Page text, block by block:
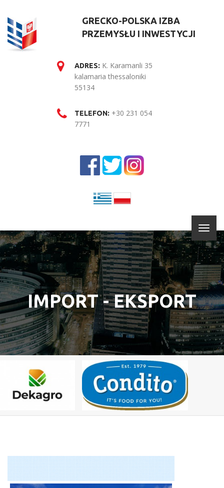
GRECKO-POLSKA IZBA
PRZEMYSŁU I INWESTYCJI
ADRES: K. Karamanli 35
kalamaria thessaloniki
55134
TELEFON: +30 231 054
7771
IMPORT - EKSPORT